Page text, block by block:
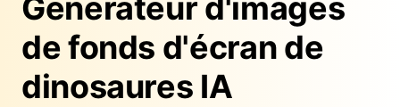
Générateur d'images
de fonds d'écran de
dinosaures IA